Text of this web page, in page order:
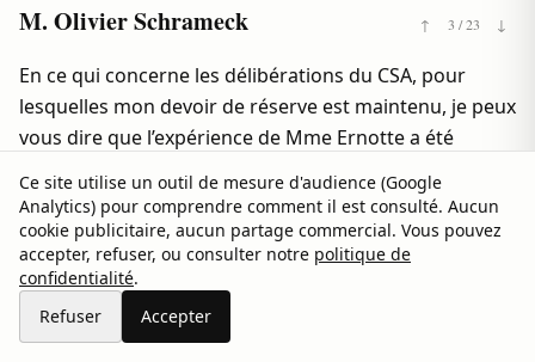
M. Olivier Schrameck ↑ 3 / 23 ↓
En ce qui concerne les délibérations du CSA, pour
lesquelles mon devoir de réserve est maintenu, je peux
vous dire que l’expérience de Mme Ernotte a été
examinée à plusieurs reprises. Quant à porter une
appréciation sur la situation actuelle, comme je l’ai
indiqué d’emblée, je ne me considère pas comme
habilité à le faire.
Ce site utilise un outil de mesure d'audience (Google
Analytics) pour comprendre comment il est consulté. Aucun
cookie publicitaire, aucun partage commercial. Vous pouvez
accepter, refuser, ou consulter notre politique de
confidentialité.
Refuser
Accepter